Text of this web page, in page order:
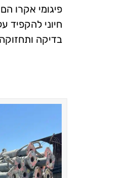
פיגומי אקרו
חיוני להקפיד
בדיקה